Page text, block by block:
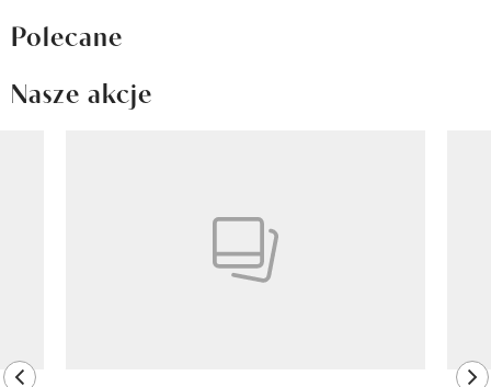
Polecane
Nasze akcje
previous element